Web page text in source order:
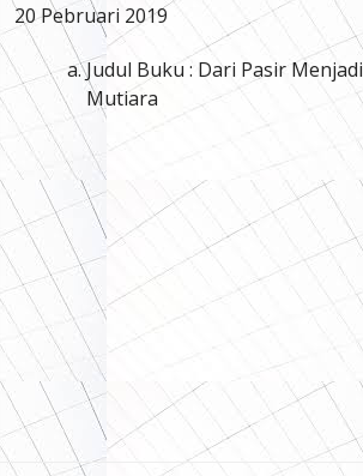
20 Pebruari 2019
Judul Buku : Dari Pasir Menjadi
Mutiara